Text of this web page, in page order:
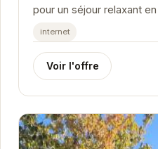
pour un séjour relaxant
grand jardin, elle offre un
internet
Voir l'offre